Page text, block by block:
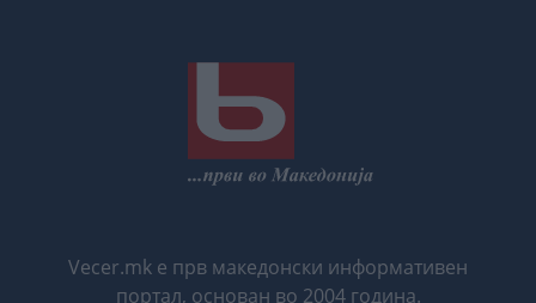
Vecer.mk е прв македонски информативен
портал, основан во 2004 година.